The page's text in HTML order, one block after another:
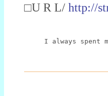
□U R L/ http://
I always spent